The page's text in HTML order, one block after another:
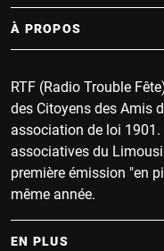
À PROPOS
RTF (Radio Trouble
des Citoyens des Amis
association de loi
associatives du
première émission "en
même année.
EN PLUS